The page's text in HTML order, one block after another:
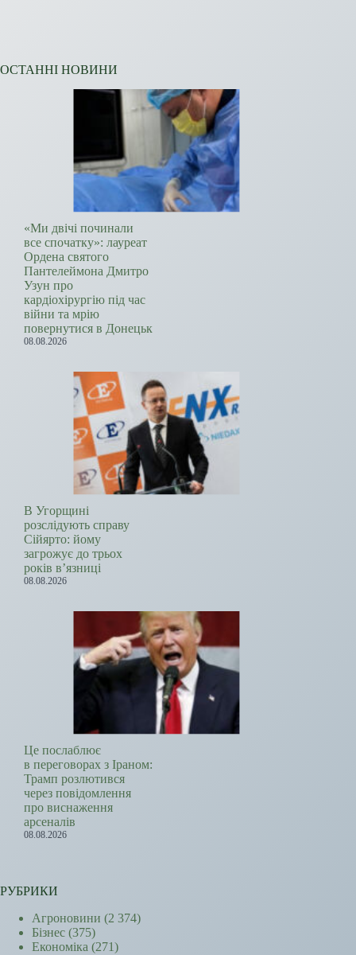
ОСТАННІ НОВИНИ
«Ми двічі починали
все спочатку»: лауреат
Ордена святого
Пантелеймона Дмитро
Узун про
кардіохірургію під час
війни та мрію
повернутися в Донецьк
08.08.2026
В Угорщині
розслідують справу
Сійярто: йому
загрожує до трьох
років в’язниці
08.08.2026
Це послаблює
в переговорах з Іраном:
Трамп розлютився
через повідомлення
про виснаження
арсеналів
08.08.2026
РУБРИКИ
Агроновини (2 374)
Бізнес (375)
Економіка (271)